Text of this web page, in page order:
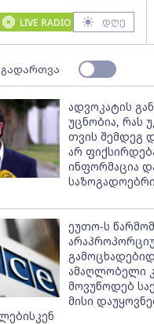
LIVE RADIO დღე
ადვოკატის
უცნობია, რას
თვის შემდეგ
არ
ინფორმაცია
ეუთო-ს
ამაღლობელი
მოვუწოდებ
მისი